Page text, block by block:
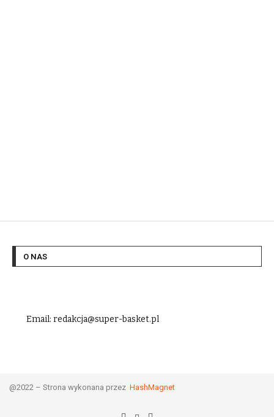
O NAS
Email: redakcja@super-basket.pl
@2022 – Strona wykonana przez HashMagnet